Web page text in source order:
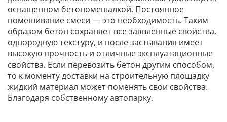
оснащенном бетономешалкой. Постоянное
помешивание смеси — это необходимость. Таким
образом бетон сохраняет все заявленные свойства,
однородную текстуру, и после застывания имеет
высокую прочность и отличные эксплуатационные
свойства. Если перевозить бетон другим способом,
то к моменту доставки на строительную площадку
жидкий материал может поменять свои свойства.
Благодаря собственному автопарку.